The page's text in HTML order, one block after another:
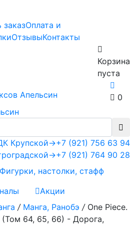
заказОплата и
ОтзывыКонтакты
Корзина
пуста
0
+7 (921) 756 63 94
+7 (921) 764 90 28
Крупской→
→
Фигурки, настолки, стафф
Акции
/ Манга, Ранобэ / One Piece.
64, 65, 66) - Дорога,